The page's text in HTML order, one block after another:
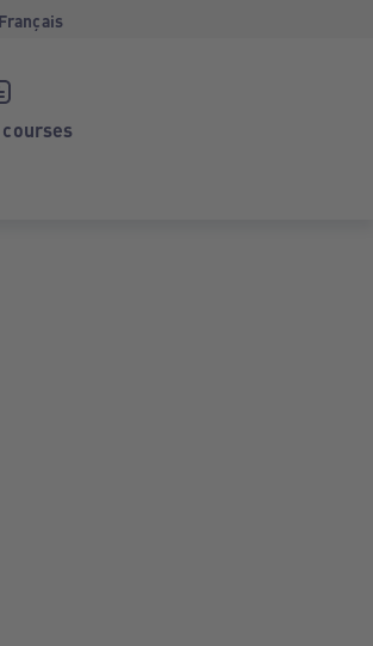
Français